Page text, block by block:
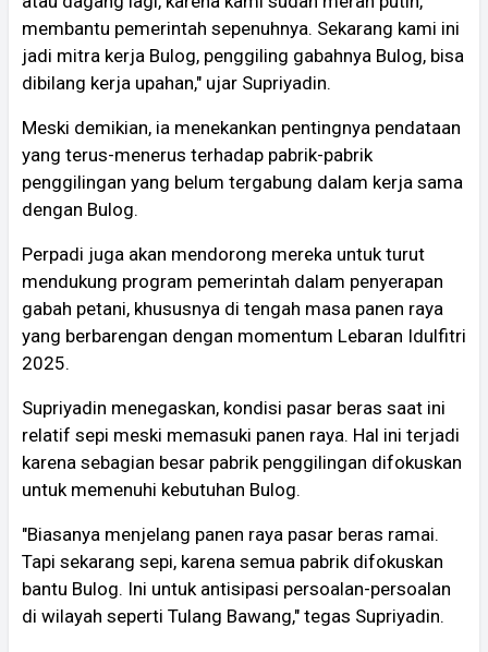
membantu pemerintah sepenuhnya. Sekarang kami ini
jadi mitra kerja Bulog, penggiling gabahnya Bulog, bisa
dibilang kerja upahan," ujar Supriyadin.
Meski demikian, ia menekankan pentingnya pendataan
yang terus-menerus terhadap pabrik-pabrik
penggilingan yang belum tergabung dalam kerja sama
dengan Bulog.
Perpadi juga akan mendorong mereka untuk turut
mendukung program pemerintah dalam penyerapan
gabah petani, khususnya di tengah masa panen raya
yang berbarengan dengan momentum Lebaran Idulfitri
2025.
Supriyadin menegaskan, kondisi pasar beras saat ini
relatif sepi meski memasuki panen raya. Hal ini terjadi
karena sebagian besar pabrik penggilingan difokuskan
untuk memenuhi kebutuhan Bulog.
"Biasanya menjelang panen raya pasar beras ramai.
Tapi sekarang sepi, karena semua pabrik difokuskan
bantu Bulog. Ini untuk antisipasi persoalan-persoalan
di wilayah seperti Tulang Bawang," tegas Supriyadin.